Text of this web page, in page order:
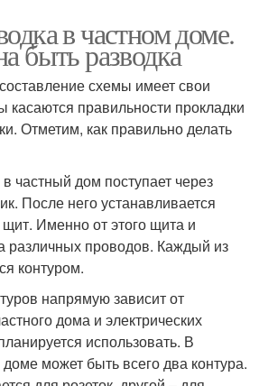
в частном доме.
быть разводка
схемы имеет свои
касаются правильности прокладки
Отметим, как правильно делать
частный дом поступает через
После него устанавливается
Именно от этого щита и
различных проводов. Каждый из
контуром.
напрямую зависит от
дома и электрических
использовать. В
может быть всего два контура.